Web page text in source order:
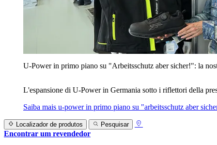
U‑Power in primo piano su "Arbeitsschutz aber sicher!": la
L'espansione di U‑Power in Germania sotto i riflettori della
Saiba mais u‑power in primo piano su "arbeitsschutz aber
Localizador de produtos Pesquisar
Encontrar um revendedor